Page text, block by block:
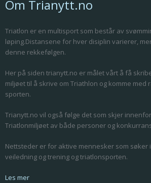
Om Trianytt.no
Triatlon er en multisport som består av
løping.Distansene for hver disiplin varierer,
denne rekkefølgen.
Her på siden trianytt.no er målet vårt å få
miljøet til å skrive om Triathlon og komme med
sporten.
Trianytt.no vil også følge det som skjer
Triatlonmiljøet av både personer og
Nettsteder er for aktive mennesker som søker
veiledning og trening og triatlonsporten.
Les mer